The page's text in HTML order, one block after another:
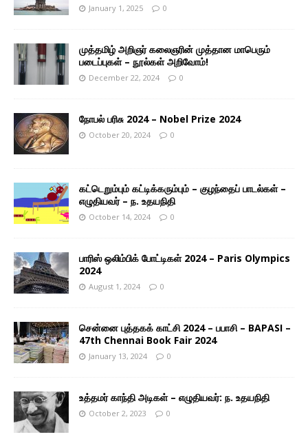
January 1, 2025 0
முத்தமிழ் அறிஞர் கலைஞரின் முத்தான மாபெரும்
படைப்புகள் – நூல்கள் அறிவோம்!
December 22, 2024 0
நோபல் பரிசு 2024 – Nobel Prize 2024
October 20, 2024 0
கட்டெறும்பும் கட்டிக்கரும்பும் – குழந்தைப் பாடல்கள் –
எழுதியவர் – ந. உதயநிதி
October 14, 2024 0
பாரிஸ் ஒலிம்பிக் போட்டிகள் 2024 – Paris Olympics
2024
August 1, 2024 0
சென்னை புத்தகக் காட்சி 2024 – பபாசி – BAPASI –
47th Chennai Book Fair 2024
January 13, 2024 0
உத்தமர் காந்தி அடிகள் – எழுதியவர்: ந. உதயநிதி
October 2, 2023 0